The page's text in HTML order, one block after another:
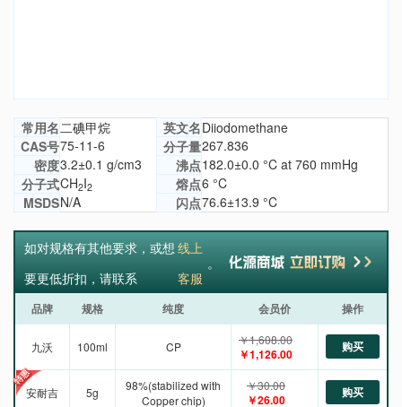
常用名二碘甲烷 英文名Diiodomethane
CAS号75-11-6 分子量267.836
密度3.2±0.1 g/cm3 沸点182.0±0.0 °C at 760 mmHg
分子式CH2I2 熔点6 °C
MSDSN/A 闪点76.6±13.9 °C
如对规格有其他要求，或想
要更低折扣，请联系
线上
客服
。
品牌 规格 纯度 会员价 操作
九沃 100ml CP ￥1,608.00
￥1,126.00 购买
安耐吉 5g
98%(stabilized with
Copper chip)
￥30.00
￥26.00 购买